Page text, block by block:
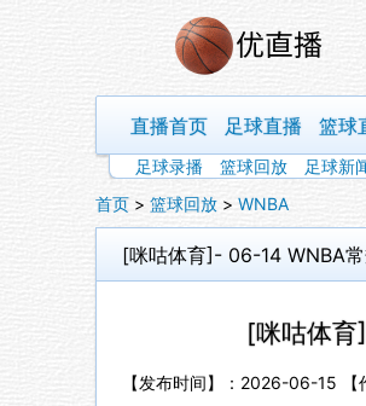
直播首页 足球直播 篮球
足球录播 篮球回放 足球新
首页 > 篮球回放 > WNBA
[咪咕体育]- 06-14 WNBA
[咪咕体
【发布时间】：2026-06-15 【